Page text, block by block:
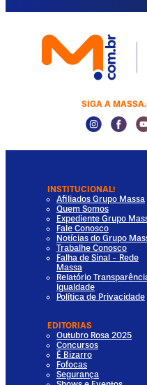
SIGA A
INSTITUCIONAL!
Afiliados Grupo Massa
Quem Somos
Expediente Grupo
Fale Conosco
Notícias do Grupo
Trabalhe Conosco
Falha de Sinal - Rede
Massa
Relatório
Igualdade
Política de Privacidade
EDITORIAS
Outubro Rosa 2025
Concursos
É Bizarro
Fofocas
Segurança